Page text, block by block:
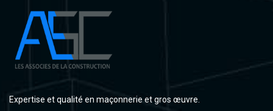
Expertise et qualité en maçonnerie et gros œuvre.